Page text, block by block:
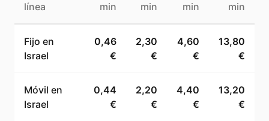
línea
min
min
min
min
Fijo en
Israel
0,46
€
2,30
€
4,60
€
13,80
€
Móvil en
Israel
0,44
€
2,20
€
4,40
€
13,20
€